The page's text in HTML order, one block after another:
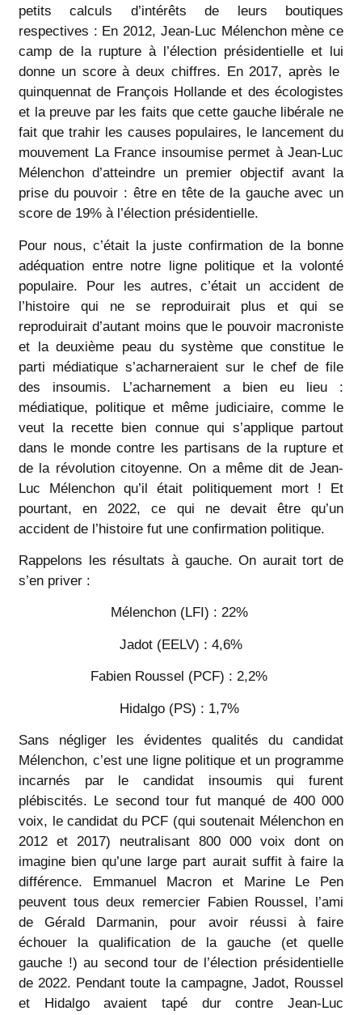
petits calculs d’intérêts de leurs boutiques
respectives : En 2012, Jean-Luc Mélenchon mène ce
camp de la rupture à l’élection présidentielle et lui
donne un score à deux chiffres. En 2017, après le
quinquennat de François Hollande et des écologistes
et la preuve par les faits que cette gauche libérale ne
fait que trahir les causes populaires, le lancement du
mouvement La France insoumise permet à Jean-Luc
Mélenchon d’atteindre un premier objectif avant la
prise du pouvoir : être en tête de la gauche avec un
score de 19% à l’élection présidentielle.
Pour nous, c’était la juste confirmation de la bonne
adéquation entre notre ligne politique et la volonté
populaire. Pour les autres, c’était un accident de
l’histoire qui ne se reproduirait plus et qui se
reproduirait d’autant moins que le pouvoir macroniste
et la deuxième peau du système que constitue le
parti médiatique s’acharneraient sur le chef de file
des insoumis. L’acharnement a bien eu lieu :
médiatique, politique et même judiciaire, comme le
veut la recette bien connue qui s’applique partout
dans le monde contre les partisans de la rupture et
de la révolution citoyenne. On a même dit de Jean-
Luc Mélenchon qu’il était politiquement mort ! Et
pourtant, en 2022, ce qui ne devait être qu’un
accident de l’histoire fut une confirmation politique.
Rappelons les résultats à gauche. On aurait tort de
s’en priver :
Mélenchon (LFI) : 22%
Jadot (EELV) : 4,6%
Fabien Roussel (PCF) : 2,2%
Hidalgo (PS) : 1,7%
Sans négliger les évidentes qualités du candidat
Mélenchon, c’est une ligne politique et un programme
incarnés par le candidat insoumis qui furent
plébiscités. Le second tour fut manqué de 400 000
voix, le candidat du PCF (qui soutenait Mélenchon en
2012 et 2017) neutralisant 800 000 voix dont on
imagine bien qu’une large part aurait suffit à faire la
différence. Emmanuel Macron et Marine Le Pen
peuvent tous deux remercier Fabien Roussel, l’ami
de Gérald Darmanin, pour avoir réussi à faire
échouer la qualification de la gauche (et quelle
gauche !) au second tour de l’élection présidentielle
de 2022. Pendant toute la campagne, Jadot, Roussel
et Hidalgo avaient tapé dur contre Jean-Luc